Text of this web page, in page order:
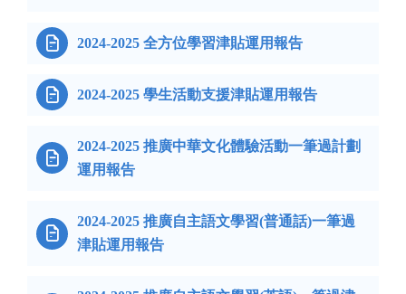
 2024-2025 全方位學習津貼運用報告
 2024-2025 學生活動支援津貼運用報告

2024-2025 推廣中華文化體驗活動一筆過計劃
運用報告

2024-2025 推廣自主語文學習(普通話)一筆過
津貼運用報告